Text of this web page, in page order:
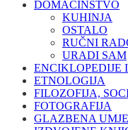
DOMAĆINSTVO
KUHINJA
OSTALO
RUČNI
URADI SAM
ENCIKLOPEDIJE
ETNOLOGIJA
FILOZOFIJA,
FOTOGRAFIJA
GLAZBENA